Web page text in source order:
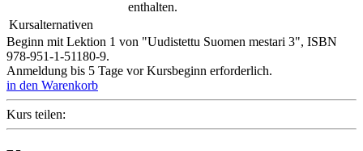
enthalten.
Kursalternativen
Beginn mit Lektion 1 von "Uudistettu Suomen mestari 3", ISBN
978-951-1-51180-9.
Anmeldung bis 5 Tage vor Kursbeginn erforderlich.
in den Warenkorb
Kurs teilen: